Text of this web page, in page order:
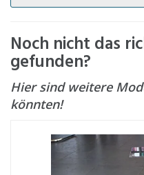
Noch nicht das
gefunden?
Hier sind weitere
könnten!